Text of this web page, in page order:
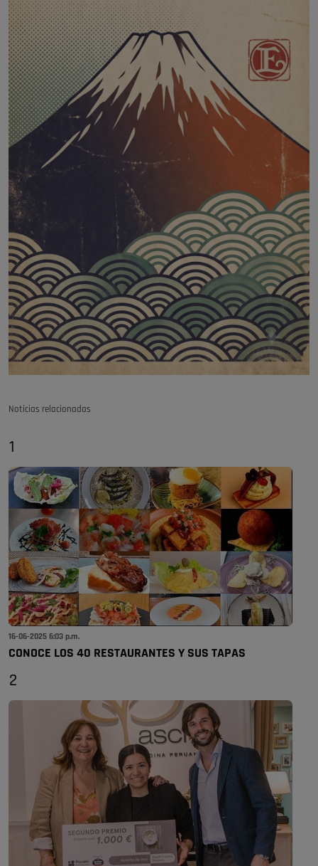
Noticias relacionadas
1
16-06-2025 6:03 p.m.
CONOCE LOS 40 RESTAURANTES Y SUS TAPAS
2